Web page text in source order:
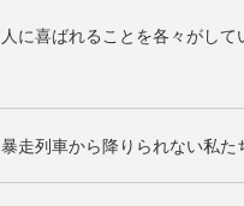
に喜ばれることを各々がし
走列車から降りられない私た